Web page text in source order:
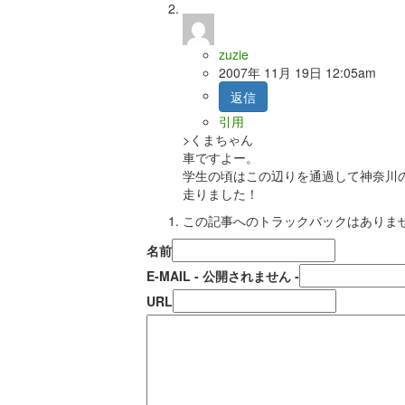
zuzie
2007年 11月 19日 12:05am
返信
引用
>くまちゃん
車ですよー。
学生の頃はこの辺りを通過して神奈川
走りました！
この記事へのトラックバックはありま
名前
E-MAIL - 公開されません -
URL